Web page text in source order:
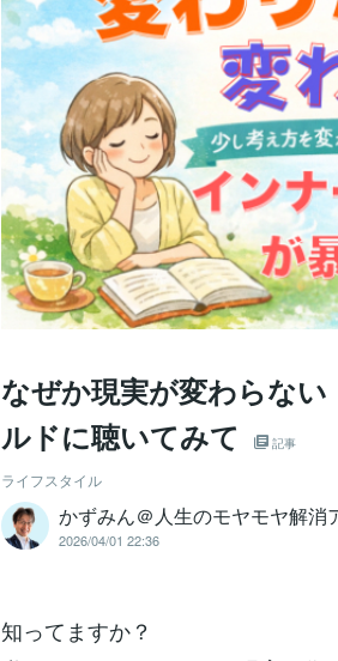
なぜか現実が変わらな
ルドに聴いてみて
記事
ライフスタイル
かずみん＠人生のモヤモヤ解消
2026/04/01 22:36
知ってますか？